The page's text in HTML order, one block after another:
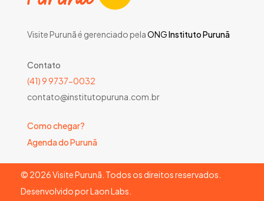
Visite Purunã é gerenciado pelaONGInstituto Purunã
Contato
(41) 9 9737-0032
contato@institutopuruna.com.br
Como chegar?
Agenda do Purunã
© 2026Visite Purunã. Todos os direitos reservados.
Desenvolvido porLaon Labs